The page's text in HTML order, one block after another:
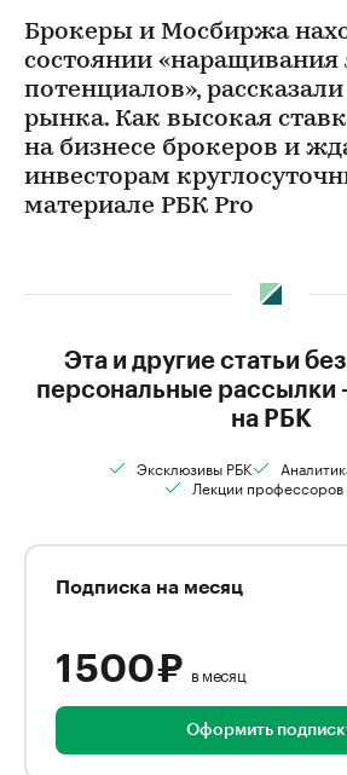
Брокеры и Мосбиржа
состоянии «наращивания
потенциалов»,
рынка. Как высокая
на бизнесе брокеров и
инвесторам
материале РБК Pro
Эта и другие статьи
персональные рассылки
на РБК
Эксклюзивы РБК
Лекции профессоров
Подписка на месяц
1 500 ₽ в месяц
Оформить